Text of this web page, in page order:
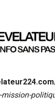
mission-